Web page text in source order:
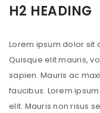
H2 HEADING
Lorem ipsum dolor sit
Quisque elit mauris,
sapien. Mauris ac
faucibus. Lorem
elit. Mauris non risus